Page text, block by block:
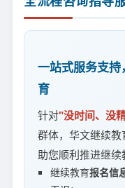
一站式服务支
育
针对"没时间、没
群体，华文继续教
助您顺利推进继续
继续教育报名信